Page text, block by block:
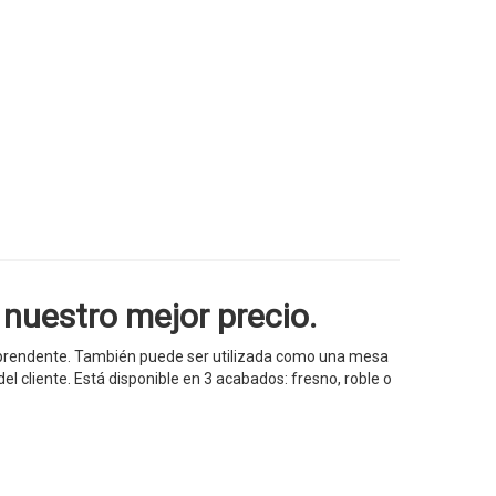
mejor precio.
También puede ser utilizada como una mesa
cliente. Está disponible en 3 acabados: fresno, roble o